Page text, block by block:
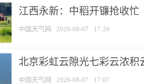
江西永新：中稻开镰抢收忙
中国天气网 2026-08-07 17:26
北京彩虹云隙光七彩云浓积
中国天气网 2026-08-07 17:07